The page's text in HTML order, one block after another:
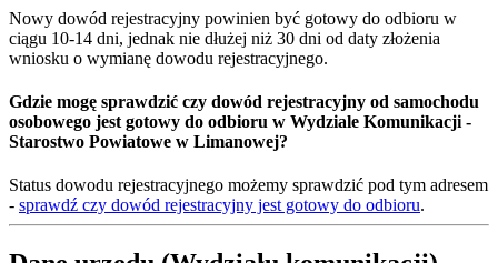
Nowy dowód rejestracyjny powinien być gotowy do odbioru w
ciągu 10-14 dni, jednak nie dłużej niż 30 dni od daty złożenia
wniosku o wymianę dowodu rejestracyjnego.
Gdzie mogę sprawdzić czy dowód rejestracyjny od samochodu
osobowego jest gotowy do odbioru w Wydziale Komunikacji -
Starostwo Powiatowe w Limanowej?
Status dowodu rejestracyjnego możemy sprawdzić pod tym adresem
- sprawdź czy dowód rejestracyjny jest gotowy do odbioru.